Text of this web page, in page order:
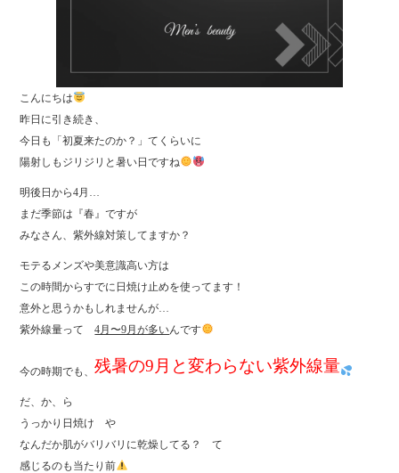
こんにちは
昨日に引き続き、
今日も「初夏来たのか？」てくらいに
陽射しもジリジリと暑い日ですね
明後日から4月…
まだ季節は『春』ですが
みなさん、紫外線対策してますか？
モテるメンズや美意識高い方は
この時間からすでに日焼け止めを使ってます！
意外と思うかもしれませんが…
紫外線量って4月〜9月が多いんです
今の時期でも、残暑の9月と変わらない紫外線量
だ、か、ら
うっかり日焼け や
なんだか肌がバリバリに乾燥してる？ て
感じるのも当たり前